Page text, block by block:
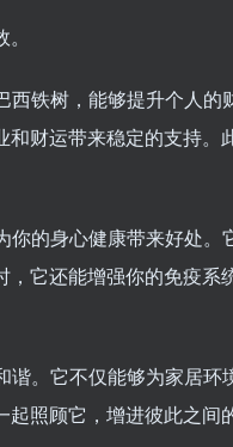
铁树，能够提升个人的
财运带来稳定的支持。
的身心健康带来好处。
它还能增强你的免疫系
。它不仅能够为家居环
照顾它，增进彼此之间